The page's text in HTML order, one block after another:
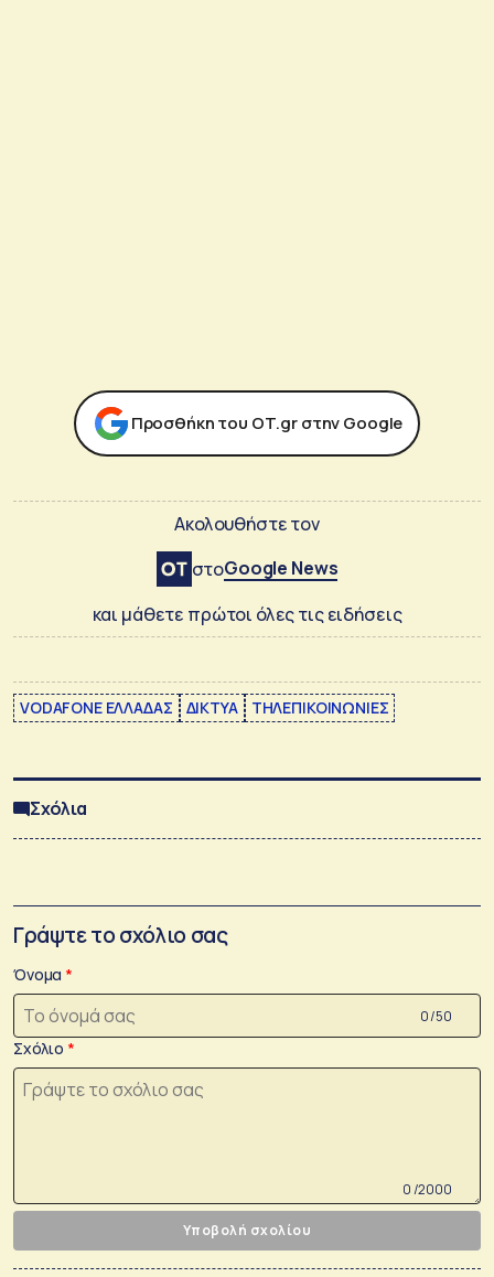
Προσθήκη του ΟΤ.gr στην Google
Ακολουθήστε τον
στοGoogle News
και μάθετε πρώτοι όλες τις ειδήσεις
VODAFONE ΕΛΛΑΔΑΣ ΔΙΚΤΥΑ ΤΗΛΕΠΙΚΟΙΝΩΝΙΕΣ
Σχόλια
Γράψτε το σχόλιο σας
Όνομα
0 /50
Σχόλιο
0 /2000
Υποβολή σχολίου